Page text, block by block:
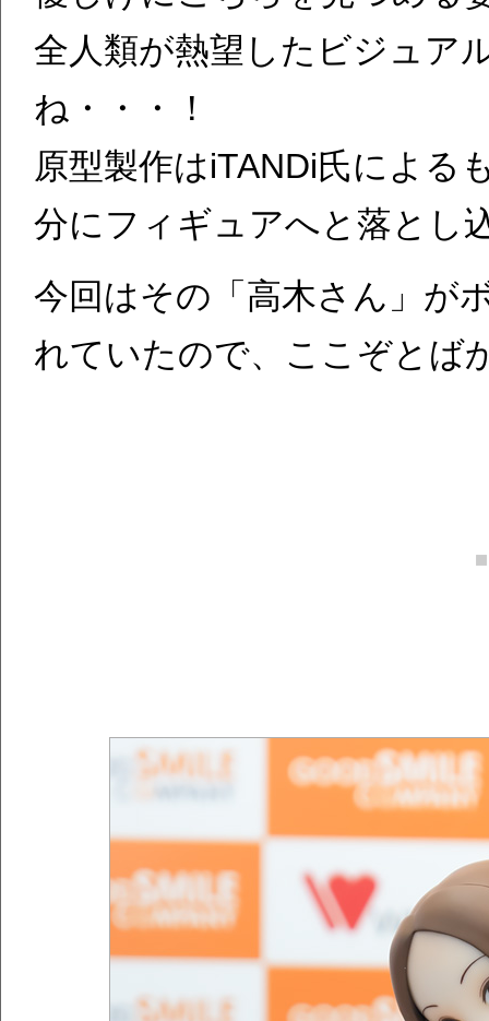
全人類が熱望したビジュア
ね・・・！
原型製作はiTANDi氏による
分にフィギュアへと落とし
今回はその「高木さん」が
れていたので、ここぞとば